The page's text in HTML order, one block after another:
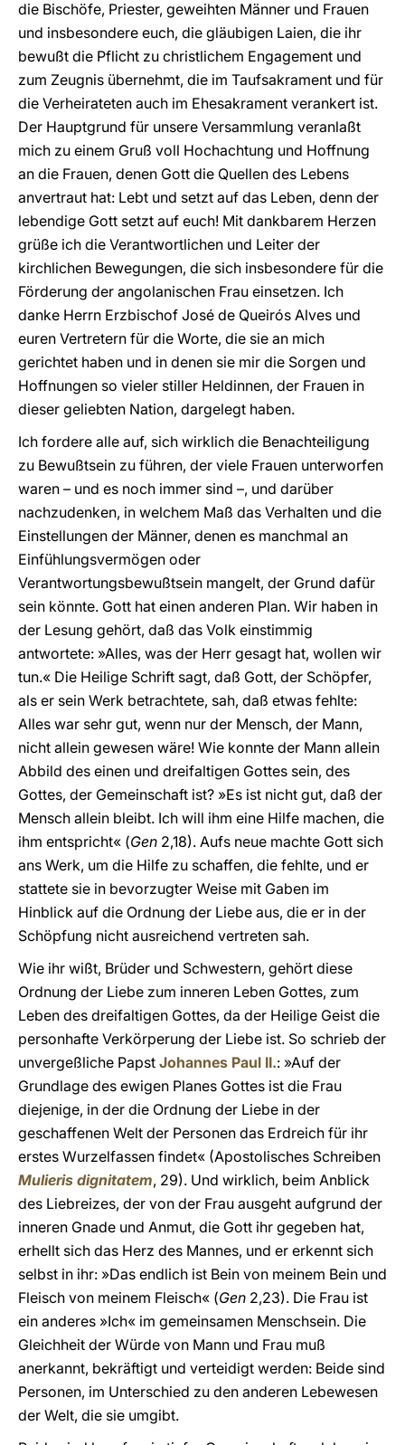
die Bischöfe, Priester, geweihten Männer und Frauen
und insbesondere euch, die gläubigen Laien, die ihr
bewußt die Pflicht zu christlichem Engagement und
zum Zeugnis übernehmt, die im Taufsakrament und für
die Verheirateten auch im Ehesakrament verankert ist.
Der Hauptgrund für unsere Versammlung veranlaßt
mich zu einem Gruß voll Hochachtung und Hoffnung
an die Frauen, denen Gott die Quellen des Lebens
anvertraut hat: Lebt und setzt auf das Leben, denn der
lebendige Gott setzt auf euch! Mit dankbarem Herzen
grüße ich die Verantwortlichen und Leiter der
kirchlichen Bewegungen, die sich insbesondere für die
Förderung der angolanischen Frau einsetzen. Ich
danke Herrn Erzbischof José de Queirós Alves und
euren Vertretern für die Worte, die sie an mich
gerichtet haben und in denen sie mir die Sorgen und
Hoffnungen so vieler stiller Heldinnen, der Frauen in
dieser geliebten Nation, dargelegt haben.
Ich fordere alle auf, sich wirklich die Benachteiligung
zu Bewußtsein zu führen, der viele Frauen unterworfen
waren – und es noch immer sind –, und darüber
nachzudenken, in welchem Maß das Verhalten und die
Einstellungen der Männer, denen es manchmal an
Einfühlungsvermögen oder
Verantwortungsbewußtsein mangelt, der Grund dafür
sein könnte. Gott hat einen anderen Plan. Wir haben in
der Lesung gehört, daß das Volk einstimmig
antwortete: »Alles, was der Herr gesagt hat, wollen wir
tun.« Die Heilige Schrift sagt, daß Gott, der Schöpfer,
als er sein Werk betrachtete, sah, daß etwas fehlte:
Alles war sehr gut, wenn nur der Mensch, der Mann,
nicht allein gewesen wäre! Wie konnte der Mann allein
Abbild des einen und dreifaltigen Gottes sein, des
Gottes, der Gemeinschaft ist? »Es ist nicht gut, daß der
Mensch allein bleibt. Ich will ihm eine Hilfe machen, die
ihm entspricht« (Gen 2,18). Aufs neue machte Gott sich
ans Werk, um die Hilfe zu schaffen, die fehlte, und er
stattete sie in bevorzugter Weise mit Gaben im
Hinblick auf die Ordnung der Liebe aus, die er in der
Schöpfung nicht ausreichend vertreten sah.
Wie ihr wißt, Brüder und Schwestern, gehört diese
Ordnung der Liebe zum inneren Leben Gottes, zum
Leben des dreifaltigen Gottes, da der Heilige Geist die
personhafte Verkörperung der Liebe ist. So schrieb der
unvergeßliche Papst Johannes Paul II.: »Auf der
Grundlage des ewigen Planes Gottes ist die Frau
diejenige, in der die Ordnung der Liebe in der
geschaffenen Welt der Personen das Erdreich für ihr
erstes Wurzelfassen findet« (Apostolisches Schreiben
Mulieris dignitatem, 29). Und wirklich, beim Anblick
des Liebreizes, der von der Frau ausgeht aufgrund der
inneren Gnade und Anmut, die Gott ihr gegeben hat,
erhellt sich das Herz des Mannes, und er erkennt sich
selbst in ihr: »Das endlich ist Bein von meinem Bein und
Fleisch von meinem Fleisch« (Gen 2,23). Die Frau ist
ein anderes »Ich« im gemeinsamen Menschsein. Die
Gleichheit der Würde von Mann und Frau muß
anerkannt, bekräftigt und verteidigt werden: Beide sind
Personen, im Unterschied zu den anderen Lebewesen
der Welt, die sie umgibt.